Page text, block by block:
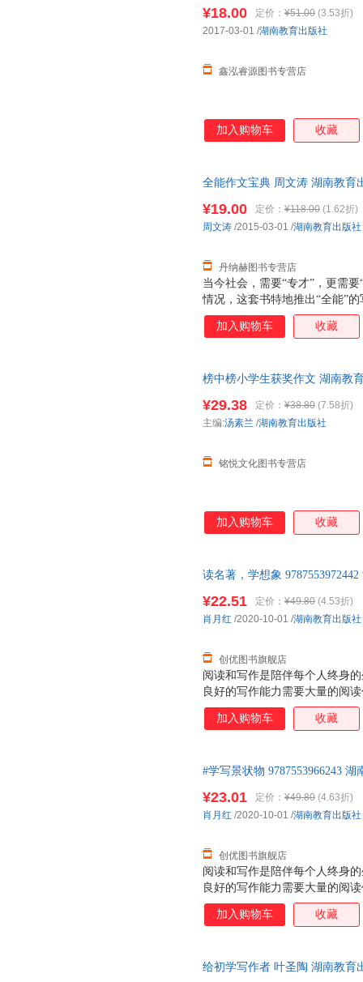
¥18.00 定价： ¥51.00 (3.53折)
鑫泓睿源图书专营店
2017-03-01 /湖南教育出版社
加入购物车 收藏
全能作文宝典 周文涛 湖南教育
当今社会，需要“专才”，更需
情况，这套书特地推出“全能”
新型写作人才。它在栏目设置
面面俱到地帮助学子们攻克写
¥19.00 定价： ¥118.00 (1.62折)
丹纳赫图书专营店
周文涛 /2015-03-01 /湖南教育出版社
加入购物车 收藏
榜中榜小学生获奖作文 湖南教
¥29.38 定价： ¥38.80 (7.58折)
铭悦文化图书专营店
主编:汤素兰 /湖南教育出版社
加入购物车 收藏
读名著，学想象
阅读和写作是陪伴每个人终身
良好的写作能力需要大量的阅
是积累；写作，是实践，是释
本丛书创造性地将这两项技能
¥22.51 定价： ¥49.80 (4.53折)
创优图书旗舰店
肖月红 /2020-10-01 /湖南教育出版社
加入购物车 收藏
#学写景状物 9787553966243 湖
阅读和写作是陪伴每个人终身
良好的写作能力需要大量的阅
是积累；写作，是实践，是释
本丛书创造性地将这两项技能
¥23.01 定价： ¥49.80 (4.63折)
创优图书旗舰店
肖月红 /2020-10-01 /湖南教育出版社
加入购物车 收藏
给初学写作者 叶圣陶 湖南教育